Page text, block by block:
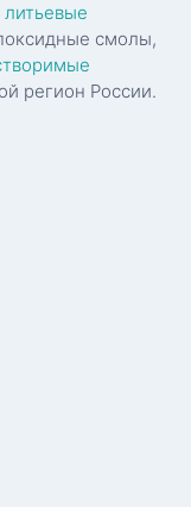
литьевые
смолы,
регион России.